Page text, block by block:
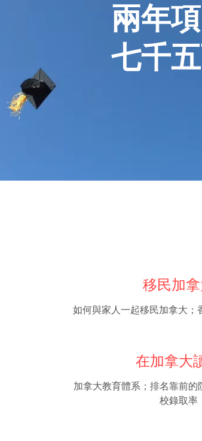
兩年
七千
移民加
如何與家人一起移民加拿大；
在加拿大
加拿大教育體系；排名靠前的
校錄取率